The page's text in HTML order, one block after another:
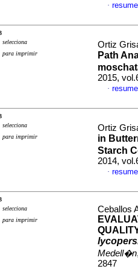
·
selecciona
para imprimir
Ortiz
Path
2015,
·
selecciona
para imprimir
Ortiz
in
Starch
2014,
·
selecciona
para imprimir
Ceballos
Medell�n
2847